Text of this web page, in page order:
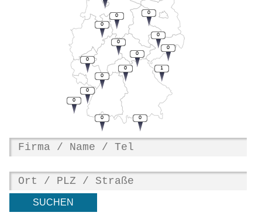
1
0
0
0
0
0
0
0
0
0
0
0
0
0
0